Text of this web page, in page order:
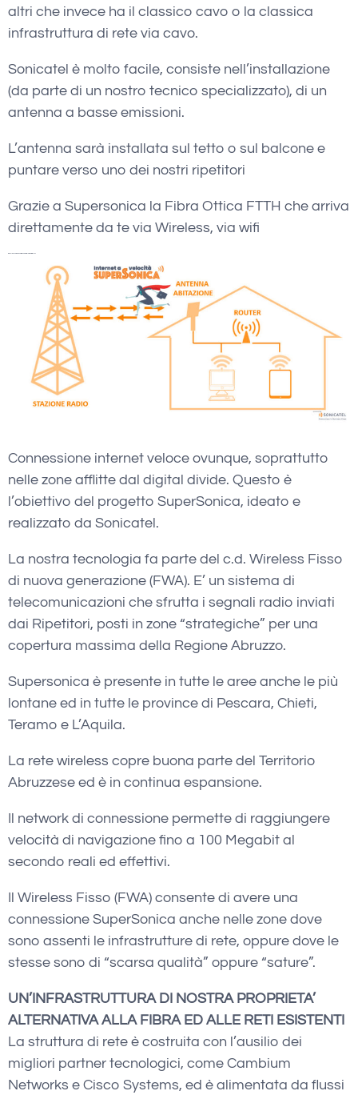
altri che invece ha il classico cavo o la classica
infrastruttura di rete via cavo.
Sonicatel è molto facile, consiste nell’installazione
(da parte di un nostro tecnico specializzato), di un
antenna a basse emissioni.
L’antenna sarà installata sul tetto o sul balcone e
puntare verso uno dei nostri ripetitori
Grazie a Supersonica la Fibra Ottica FTTH che arriva
direttamente da te via Wireless, via wifi
Connessione internet veloce ovunque, soprattutto
nelle zone afflitte dal digital divide. Questo è
l’obiettivo del progetto SuperSonica, ideato e
realizzato da Sonicatel.
La nostra tecnologia fa parte del c.d. Wireless Fisso
di nuova generazione (FWA). E’ un sistema di
telecomunicazioni che sfrutta i segnali radio inviati
dai Ripetitori, posti in zone “strategiche” per una
copertura massima della Regione Abruzzo.
Supersonica è presente in tutte le aree anche le più
lontane ed in tutte le province di Pescara, Chieti,
Teramo e L’Aquila.
La rete wireless copre buona parte del Territorio
Abruzzese ed è in continua espansione.
Il network di connessione permette di raggiungere
velocità di navigazione fino a 100 Megabit al
secondo reali ed effettivi.
Il Wireless Fisso (FWA) consente di avere una
connessione SuperSonica anche nelle zone dove
sono assenti le infrastrutture di rete, oppure dove le
stesse sono di “scarsa qualità” oppure “sature”.
UN’INFRASTRUTTURA DI NOSTRA PROPRIETA’
ALTERNATIVA ALLA FIBRA ED ALLE RETI ESISTENTI
La struttura di rete è costruita con l’ausilio dei
migliori partner tecnologici, come Cambium
Networks e Cisco Systems, ed è alimentata da flussi